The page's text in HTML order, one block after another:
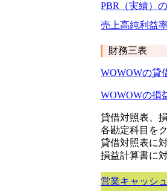
PBR（実績）
売上高純利益
財務三表
WOWOWの貸
WOWOWの損
貸借対照表、
各勘定科目を
貸借対照表に
損益計算書に
営業キャッシ